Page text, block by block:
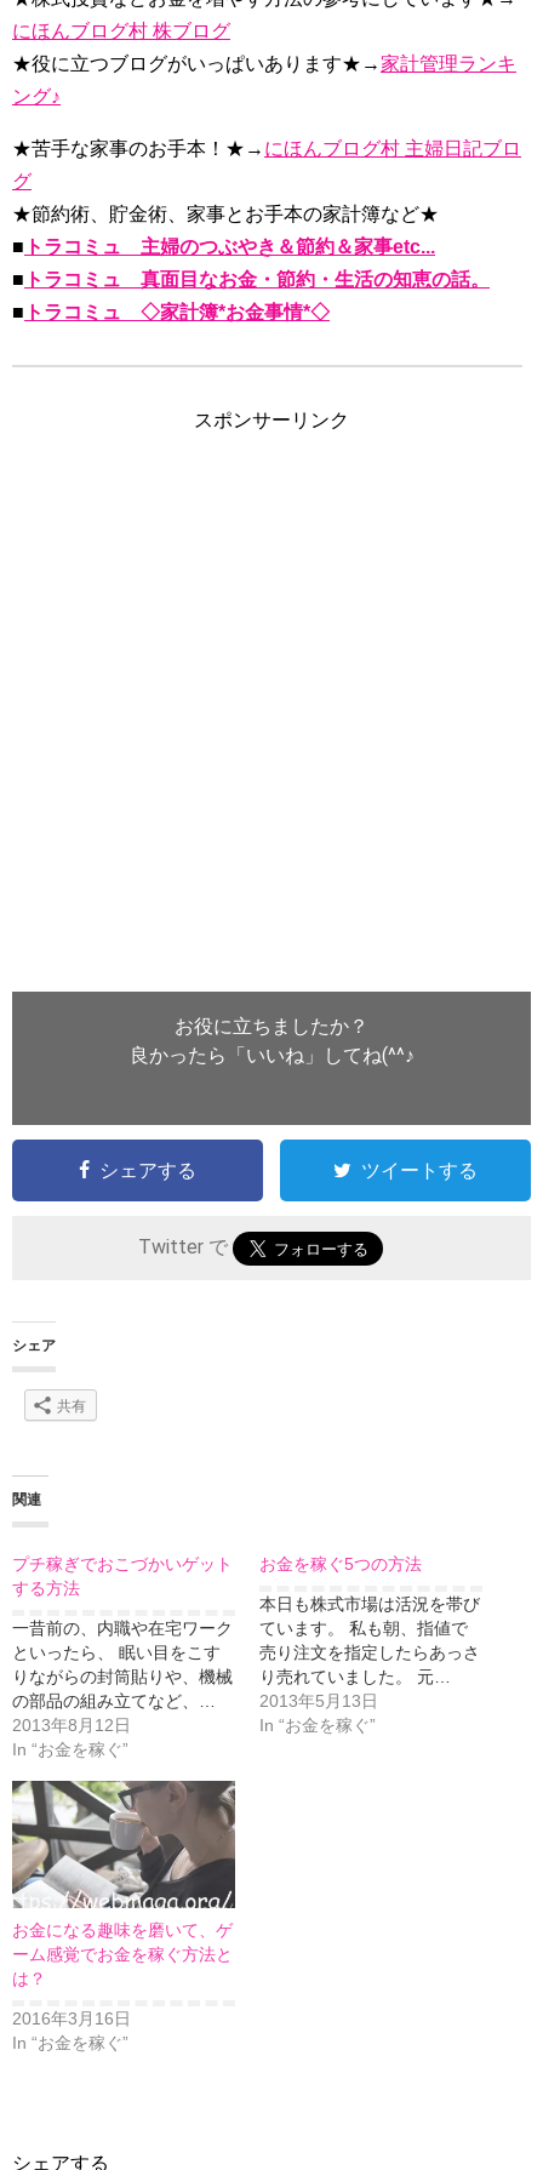
にほんブログ村 株ブログ
★役に立つブログがいっぱいあります★→家計管理ランキ
ング♪
★苦手な家事のお手本！★→ にほんブログ村 主婦日記ブロ
グ
★節約術、貯金術、家事とお手本の家計簿など★
■ トラコミュ 主婦のつぶやき＆節約＆家事etc...
■ トラコミュ 真面目なお金・節約・生活の知恵の話。
■ トラコミュ ◇家計簿*お金事情*◇
スポンサーリンク
お役に立ちましたか？
良かったら「いいね」してね(^^♪
シェアする ツイートする
Twitter で
シェア
共有
関連
プチ稼ぎでおこづかいゲット
する方法
一昔前の、内職や在宅ワーク
といったら、 眠い目をこす
りながらの封筒貼りや、機械
の部品の組み立てなど、…
2013年8月12日
In “お金を稼ぐ”
お金を稼ぐ5つの方法
本日も株式市場は活況を帯び
ています。 私も朝、指値で
売り注文を指定したらあっさ
り売れていました。 元…
2013年5月13日
In “お金を稼ぐ”
お金になる趣味を磨いて、ゲ
ーム感覚でお金を稼ぐ方法と
は？
2016年3月16日
In “お金を稼ぐ”
シェアする